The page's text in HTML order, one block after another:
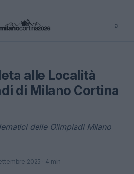
⌕
alle Località
di Milano Cortina
delle Olimpiadi Milano
2025 · 4 min